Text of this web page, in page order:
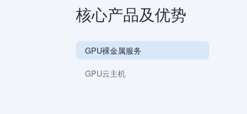
核心产品及优势
GPU裸金属服务
GPU云主机